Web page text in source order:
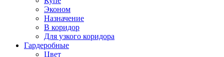
Эконом
Назначение
В коридор
Для узкого коридора
Гардеробные
Цвет